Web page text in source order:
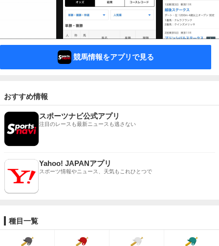
競馬情報をアプリで見る
おすすめ情報
スポーツナビ公式アプリ
注目のレースも最新ニュースも逃さない
Yahoo! JAPANアプリ
スポーツ情報やニュース、天気もこれひとつで
種目一覧